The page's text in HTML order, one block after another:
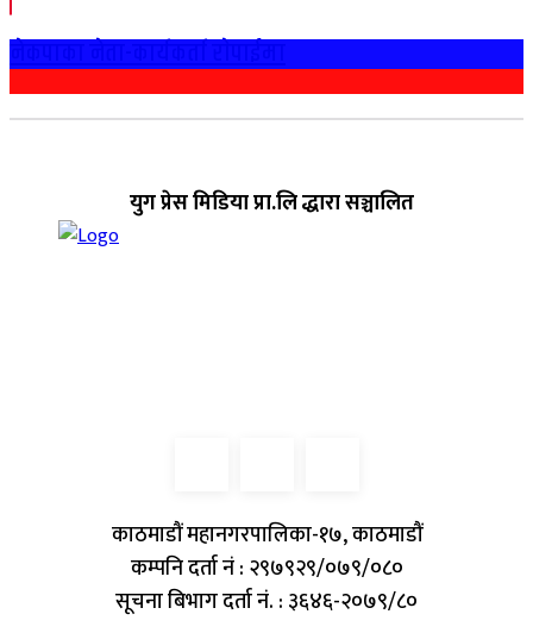
युग प्रेस मिडिया प्रा.लि द्धारा सञ्चालित
काठमाडौं महानगरपालिका-१७, काठमाडौं
कम्पनि दर्ता नं : २९७९२९/०७९/०८०
सूचना बिभाग दर्ता नं. : ३६४६-२०७९/८०